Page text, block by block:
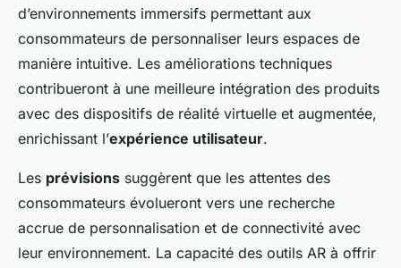
d’environnements immersifs permettant aux
consommateurs de personnaliser leurs espaces de
manière intuitive. Les améliorations techniques
contribueront à une meilleure intégration des produits
avec des dispositifs de réalité virtuelle et augmentée,
enrichissant l’expérience utilisateur.
Les prévisions suggèrent que les attentes des
consommateurs évolueront vers une recherche
accrue de personnalisation et de connectivité avec
leur environnement. La capacité des outils AR à offrir